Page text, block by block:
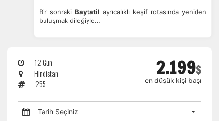
Bir sonrakiBaytatil ayrıcalıklı keşif rotasında yeniden
buluşmak dileğiyle…
12 Gün
Hindistan
255
2.199$
en düşük kişi başı
Tarih Seçiniz